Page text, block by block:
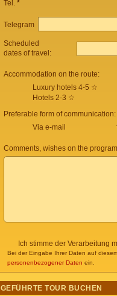
Tel. *
Telegram
Scheduled
dates of travel:
Accommodation on the route:
Luxury hotels 4-5 ☆
Hotels 2-3 ☆
Preferable form of communication:
Via e-mail
Comments, wishes on the
Ich stimme der Verarbeitung
Bei der Eingabe Ihrer Daten auf
personenbezogener Daten ein.
GEFÜHRTE TOUR BUCHEN